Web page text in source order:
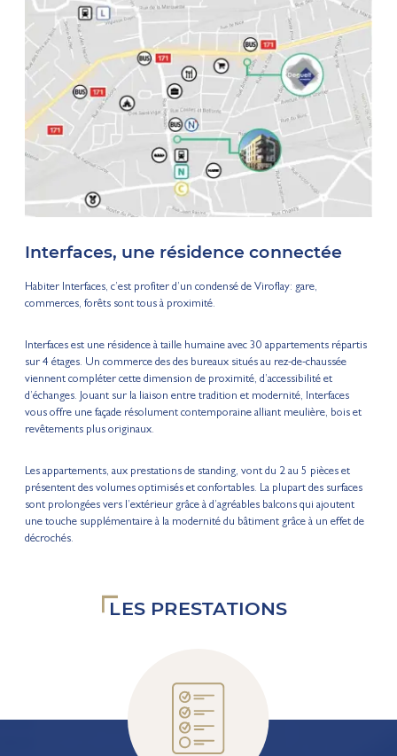
Interfaces, une résidence connectée
Habiter Interfaces, c’est profiter d’un condensé de Viroflay: gare,
commerces, forêts sont tous à proximité.
Interfaces est une résidence à taille humaine avec 30 appartements répartis
sur 4 étages. Un commerce des des bureaux situés au rez-de-chaussée
viennent compléter cette dimension de proximité, d’accessibilité et
d’échanges. Jouant sur la liaison entre tradition et modernité, Interfaces
vous offre une façade résolument contemporaine alliant meulière, bois et
revêtements plus originaux.
Les appartements, aux prestations de standing, vont du 2 au 5 pièces et
présentent des volumes optimisés et confortables. La plupart des surfaces
sont prolongées vers l’extérieur grâce à d’agréables balcons qui ajoutent
une touche supplémentaire à la modernité du bâtiment grâce à un effet de
décrochés.
LES PRESTATIONS